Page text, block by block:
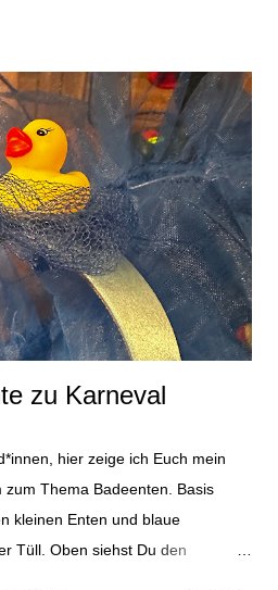
mit den Materialien für das
noch Beiwerke wie
Kleber. Für das Glücksbärchi-
Kreis aus dem Fleecestoff
genäht. Anschließend habe
und ebenfalls auf das Kostüm
Angelegenheit ist das etwas wellig
es besser ...
zu Karneval
hier zeige ich Euch mein
Thema Badeenten. Basis
kleinen Enten und blaue
Tüll. Oben siehst Du den